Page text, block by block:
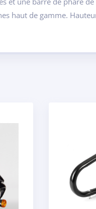
haut de gamme.